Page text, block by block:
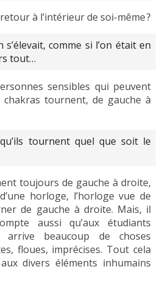
à l’intérieur de soi-même ?
s’élevait, comme si l’on était en
tout…
sensibles qui peuvent
tournent, de gauche à
tournent quel que soit le
toujours de gauche à droite,
horloge, l’horloge vue de
de gauche à droite. Mais, il
aussi qu’aux étudiants
beaucoup de choses
floues, imprécises. Tout cela
divers éléments inhumains